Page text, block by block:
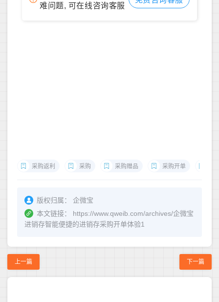
难问题, 可在线咨询客服
采购返利 采购 采购赠品 采购开单
版权归属：
企微宝
本文链接：
https://www.qweib.com/archives/企微宝
进销存智能便捷的进销存采购开单体验1
上一篇 下一篇